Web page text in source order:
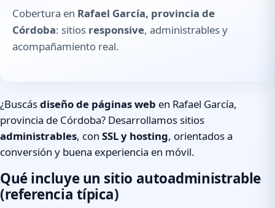
Cobertura en Rafael García, provincia de
Córdoba: sitios responsive, administrables y
acompañamiento real.
¿Buscásdiseño de páginas web en Rafael García,
provincia de Córdoba? Desarrollamos sitios
administrables, con SSL y hosting, orientados a
conversión y buena experiencia en móvil.
Qué incluye un sitio autoadministrable
(referencia típica)